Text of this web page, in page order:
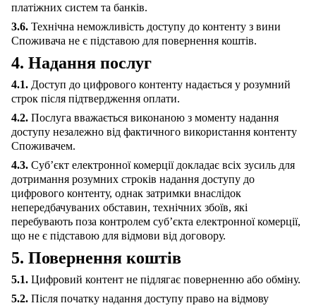
платіжних систем та банків.
3.6. Технічна неможливість доступу до контенту з вини
Споживача не є підставою для повернення коштів.
4. Надання послуг
4.1. Доступ до цифрового контенту надається у розумний
строк після підтвердження оплати.
4.2. Послуга вважається виконаною з моменту надання
доступу незалежно від фактичного використання контенту
Споживачем.
4.3. Суб’єкт електронної комерції докладає всіх зусиль для
дотримання розумних строків надання доступу до
цифрового контенту, однак затримки внаслідок
непередбачуваних обставин, технічних збоїв, які
перебувають поза контролем суб’єкта електронної комерції,
що не є підставою для відмови від договору.
5. Повернення коштів
5.1. Цифровий контент не підлягає поверненню або обміну.
5.2. Після початку надання доступу право на відмову